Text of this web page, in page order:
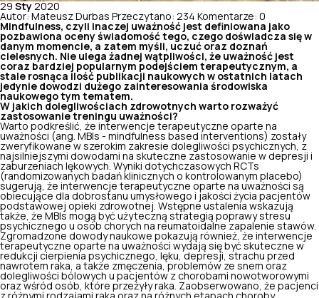
29 Sty 2020
Autor: Mateusz Durbas Przeczytano: 234 Komentarze: 0
Mindfulness, czyli inaczej uważność jest definiowana jako
pozbawiona oceny świadomość tego, czego doświadcza się w
danym momencie, a zatem myśli, uczuć oraz doznań
cielesnych. Nie ulega żadnej wątpliwości, że uważność jest
coraz bardziej popularnym podejściem terapeutycznym, a
stale rosnąca ilość publikacji naukowych w ostatnich latach
jedynie dowodzi dużego zainteresowania środowiska
naukowego tym tematem.
W jakich dolegliwościach zdrowotnych warto rozważyć
zastosowanie treningu uważności?
Warto podkreślić, że interwencje terapeutyczne oparte na
uważności (ang. MBIs - mindfulness based interventions) zostały
zweryfikowane w szerokim zakresie dolegliwości psychicznych, z
najsilniejszymi dowodami na skuteczne zastosowanie w depresji i
zaburzeniach lękowych. Wyniki dotychczasowych RCTs
(randomizowanych badań klinicznych o kontrolowanym placebo)
sugerują, że interwencje terapeutyczne oparte na uważności są
obiecujące dla dobrostanu umysłowego i jakości życia pacjentów
podstawowej opieki zdrowotnej. Wstępne ustalenia wskazują
także, że MBIs mogą być użyteczną strategią poprawy stresu
psychicznego u osób chorych na reumatoidalne zapalenie stawów.
Zgromadzone dowody naukowe pokazują również, że interwencje
terapeutyczne oparte na uważności wydają się być skuteczne w
redukcji cierpienia psychicznego, lęku, depresji, strachu przed
nawrotem raka, a także zmęczenia, problemów ze snem oraz
dolegliwości bólowych u pacjentów z chorobami nowotworowymi
oraz wśród osób, które przeżyły raka. Zaobserwowano, że pacjenci
z różnymi rodzajami raka oraz na różnych etapach choroby